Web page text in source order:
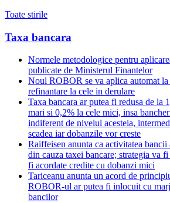
Toate stirile
Taxa bancara
Normele metodologice pentru
publicate de Ministerul Finantelor
Noul ROBOR se va aplica automat
refinantare la cele in derulare
Taxa bancara ar putea fi redusa de la
mari si 0,2% la cele mici, insa
indiferent de nivelul acesteia,
scadea iar dobanzile vor creste
Raiffeisen anunta ca activitatea
din cauza taxei bancare; strategia va
fi acordate credite cu dobanzi mici
Tariceanu anunta un acord de
ROBOR-ul ar putea fi inlocuit cu
bancilor